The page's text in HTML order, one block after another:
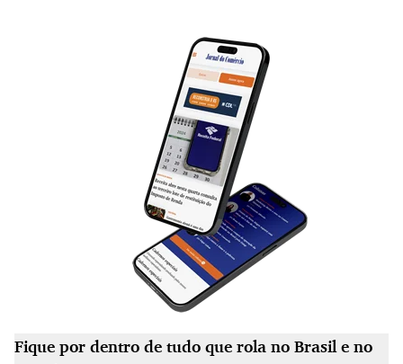
Fique por dentro de tudo que rola no Brasil e no